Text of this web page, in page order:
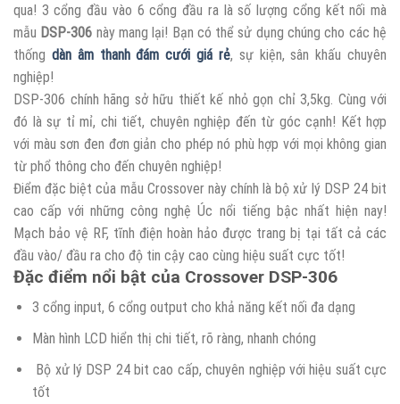
qua! 3 cổng đầu vào 6 cổng đầu ra là số lượng cổng kết nối mà
mẫu DSP-306 này mang lại! Bạn có thể sử dụng chúng cho các hệ
thống dàn âm thanh đám cưới giá rẻ, sự kiện, sân khấu chuyên
nghiệp!
DSP-306 chính hãng sở hữu thiết kế nhỏ gọn chỉ 3,5kg. Cùng với
đó là sự tỉ mỉ, chi tiết, chuyên nghiệp đến từ góc cạnh! Kết hợp
với màu sơn đen đơn giản cho phép nó phù hợp với mọi không gian
từ phổ thông cho đến chuyên nghiệp!
Điểm đặc biệt của mẫu Crossover này chính là bộ xử lý DSP 24 bit
cao cấp với những công nghệ Úc nổi tiếng bậc nhất hiện nay!
Mạch bảo vệ RF, tĩnh điện hoàn hảo được trang bị tại tất cả các
đầu vào/ đầu ra cho độ tin cậy cao cùng hiệu suất cực tốt!
Đặc điểm nổi bật của Crossover DSP-306
3 cổng input, 6 cổng output cho khả năng kết nối đa dạng
Màn hình LCD hiển thị chi tiết, rõ ràng, nhanh chóng
Bộ xử lý DSP 24 bit cao cấp, chuyên nghiệp với hiệu suất cực
tốt